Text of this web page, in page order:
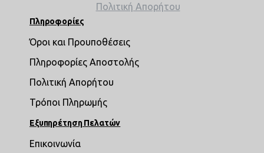
Πολιτική Απορήτου
Πληροφορίες
Όροι και Προυποθέσεις
Πληροφορίες Αποστολής
Πολιτική Απορήτου
Τρόποι Πληρωμής
Εξυπηρέτηση Πελατών
Επικοινωνία